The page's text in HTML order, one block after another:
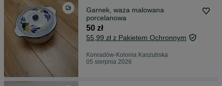
Garnek, waza malowana
porcelanowa
50 zł
55,99 zł z Pakietem Ochronnym
Konradów-Kolonia Kaszubska
05 sierpnia 2026